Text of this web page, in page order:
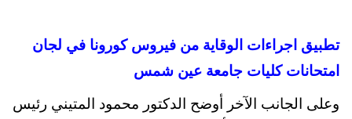
تطبيق اجراءات الوقاية من فيروس كورونا في لجان
امتحانات كليات جامعة عين شمس
وعلى الجانب الآخر أوضح الدكتور محمود المتيني رئيس